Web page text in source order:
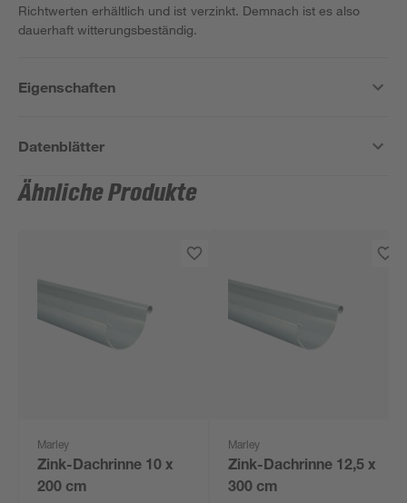
Richtwerten erhältlich und ist verzinkt. Demnach ist es also
dauerhaft witterungsbeständig.
Eigenschaften
Datenblätter
Ähnliche Produkte
Marley
Zink-Dachrinne 10 x
200 cm
Marley
Zink-Dachrinne 12,5 x
300 cm